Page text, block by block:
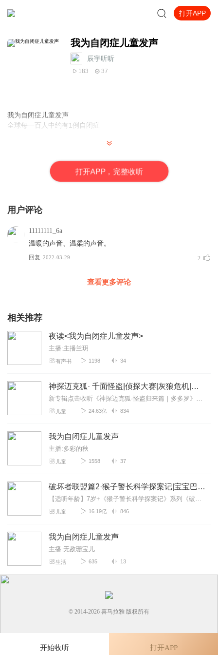
打开APP
我为自闭症儿童发声
辰宇听听
183 37
我为自闭症儿童发声
全球每一百人中约有1例自闭症
距离会拉的更近。在你看来，自闭症人群的世界看上去一定神秘莫
测。所以，拜托你拿出一点时间，倾听我想说的话。
2006年于日本
在这座孤岛上，一群可爱的天使用他们独特的频率向我们发射信
号。《我想飞进天空这本书通过最简单的一问一答的形式帮助我们
理解走向他们。通往他们星球的路上，要你们一起同行。
壹基金明星义工
我为自闭症儿童发声
打开APP，完整收听
用户评论
11111111_6a
温暖的声音、温柔的声音。
回复 2022-03-29 2
查看更多评论
相关推荐
夜读<我为自闭症儿童发声>
主播:主播兰玥
有声书 1198 34
神探迈克狐· 千面怪盗|侦探大赛|灰狼危机|多多罗
新专辑点击收听《神探迈克狐·怪盗归来篇｜多多罗》！！！>>>点击进入主播橱窗购买《神探迈克狐》系列图书吧!<<<多多罗故事【点击前往】收听多多罗其他好玩有趣的故...
儿童 24.63亿 834
我为自闭症儿童发声
主播:多彩的秋
儿童 1558 37
破坏者联盟篇2·猴子警长科学探案记|宝宝巴士故事
【适听年龄】7岁+《猴子警长科学探案记》系列《破坏者联盟篇1·猴子警长科学探案记》>>>《破坏者联盟篇2·猴子警长科学探案记》>>>《破坏者联盟篇3·猴子警长科...
儿童 16.19亿 846
我为自闭症儿童发声
主播:无敌珊宝儿
生活 635 13
开始收听 打开APP
© 2014-2026 喜马拉雅 版权所有